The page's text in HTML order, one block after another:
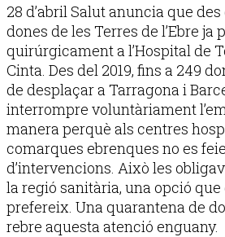
28 d’abril Salut anuncia que
dones de les Terres de l’Ebre ja
quirúrgicament a l’Hospital de
Cinta. Des del 2019, fins a 249
de desplaçar a Tarragona i
interrompre voluntàriament
manera perquè als centres
comarques ebrenques no es
d’intervencions. Això les
la regió sanitària, una opció que
prefereix. Una quarantena de
rebre aquesta atenció enguany.